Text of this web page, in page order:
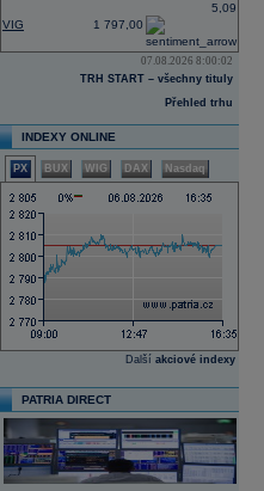
VIG 1 797,00
5,09
07.08.2026 8:00:02
TRH START – všechny tituly
Přehled trhu
INDEXY ONLINE
PX BUX WIG DAX Nasdaq
Další akciové indexy
PATRIA DIRECT